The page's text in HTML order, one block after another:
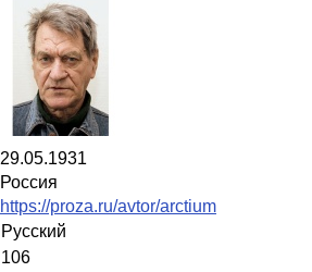
29.05.1931
Россия
https://proza.ru/avtor/arctium
Русский
106